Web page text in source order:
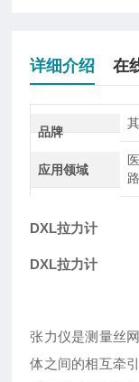
详细介绍 在
品牌
应用领域
DXL拉力计
DXL拉力计
张力仪是测量丝
体之间的相互牵